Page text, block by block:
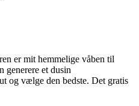
er mit hemmelige våben til
generere et dusin
og vælge den bedste. Det gratis